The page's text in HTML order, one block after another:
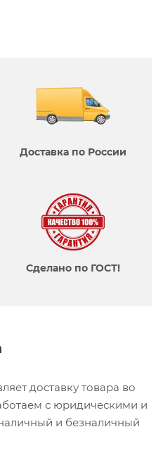
Доставка по России
Сделано по ГОСТ!
доставку товара во
с юридическими и
и безналичный